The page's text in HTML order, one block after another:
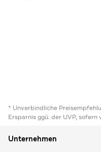
* Unverbindliche
Ersparnis ggü. der UVP, sofern
Unternehmen